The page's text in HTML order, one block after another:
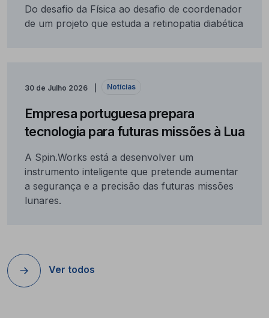
Do desafio da Física ao desafio de coordenador
de um projeto que estuda a retinopatia diabética
30 de Julho 2026 Notícias
Empresa portuguesa prepara
tecnologia para futuras missões à Lua
A Spin.Works está a desenvolver um
instrumento inteligente que pretende aumentar
a segurança e a precisão das futuras missões
lunares.
Ver todos